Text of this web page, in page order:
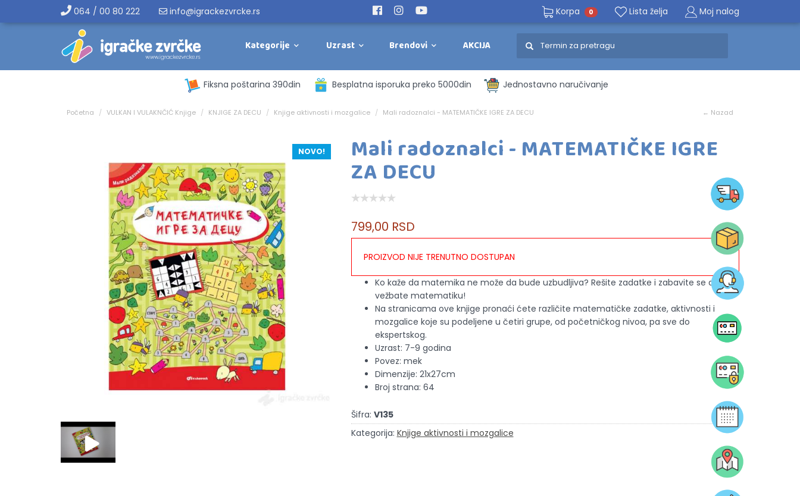
064 / 00 80 222 info@igrackezvrcke.rs Korpa 0 Lista želja Moj nalog
Kategorije Uzrast Brendovi AKCIJA
Fiksna poštarina 390din Besplatna isporuka preko 5000din Jednostavno naručivanje
Početna VULKAN I VULAKNČIĆ Knjige KNJIGE ZA DECU Knjige aktivnosti i mozgalice Mali radoznalci - MATEMATIČKE IGRE ZA DECU ← Nazad
NOVO! Mali radoznalci - MATEMATIČKE IGRE
ZA DECU
799,00 RSD
PROIZVOD NIJE TRENUTNO DOSTUPAN
Ko kaže da matemika ne može da bude uzbudljiva? Rešite zadatke i zabavite se dok
vežbate matematiku!
Na stranicama ove knjige pronaći ćete različite matematičke zadatke, aktivnosti i
mozgalice koje su podeljene u četiri grupe, od početničkog nivoa, pa sve do
ekspertskog.
Uzrast: 7-9 godina
Povez: mek
Dimenzije: 21x27cm
Broj strana: 64
Šifra: V135
Kategorija: Knjige aktivnosti i mozgalice